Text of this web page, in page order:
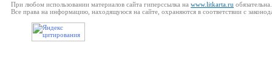
При любом использовании материалов сайта гиперссылка на www.litkarta.ru обязательна.
Все права на информацию, находящуюся на сайте, охраняются в соответствии с